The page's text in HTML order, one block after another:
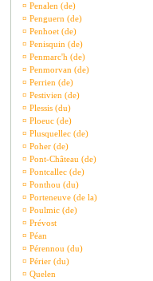
¤ Penalen (de)
¤ Penguern (de)
¤ Penhoet (de)
¤ Penisquin (de)
¤ Penmarc'h (de)
¤ Penmorvan (de)
¤ Perrien (de)
¤ Pestivien (de)
¤ Plessis (du)
¤ Ploeuc (de)
¤ Plusquellec (de)
¤ Poher (de)
¤ Pont-Château (de)
¤ Pontcallec (de)
¤ Ponthou (du)
¤ Porteneuve (de la)
¤ Poulmic (de)
¤ Prévost
¤ Péan
¤ Pérennou (du)
¤ Périer (du)
¤ Quelen